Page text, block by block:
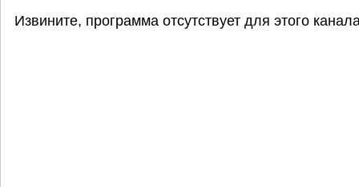
Извините, программа отсутствует для этого